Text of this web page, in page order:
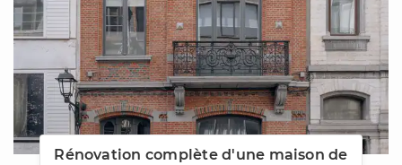
Rénovation complète d'une maison de